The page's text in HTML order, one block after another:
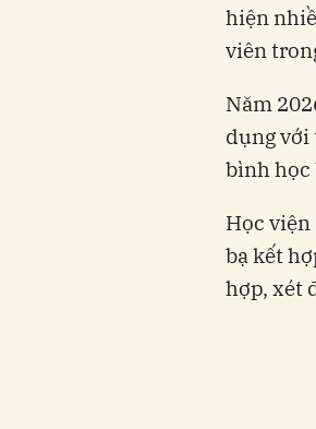
hiện
viên
Năm
dụng
bình học
Học
bạ kết
hợp, xét